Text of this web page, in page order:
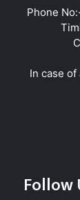
Phone
In case
Follow